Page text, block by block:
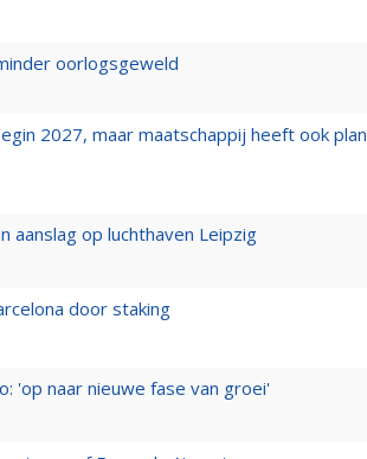
oorlogsgeweld
2027, maar maatschappij heeft ook plan
aanslag op luchthaven Leipzig
door staking
'op naar nieuwe fase van groei'